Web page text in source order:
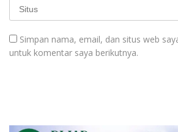
Simpan nama, email, dan situs web
untuk komentar saya berikutnya.